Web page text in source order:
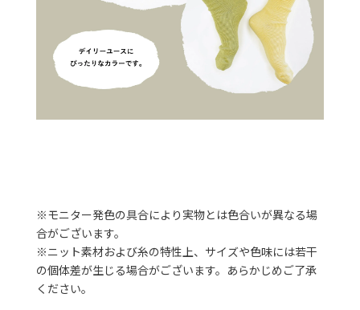
※モニター発色の具合により実物とは色合いが異なる場
合がございます。
※ニット素材および糸の特性上、サイズや色味には若干
の個体差が生じる場合がございます。あらかじめご了承
ください。